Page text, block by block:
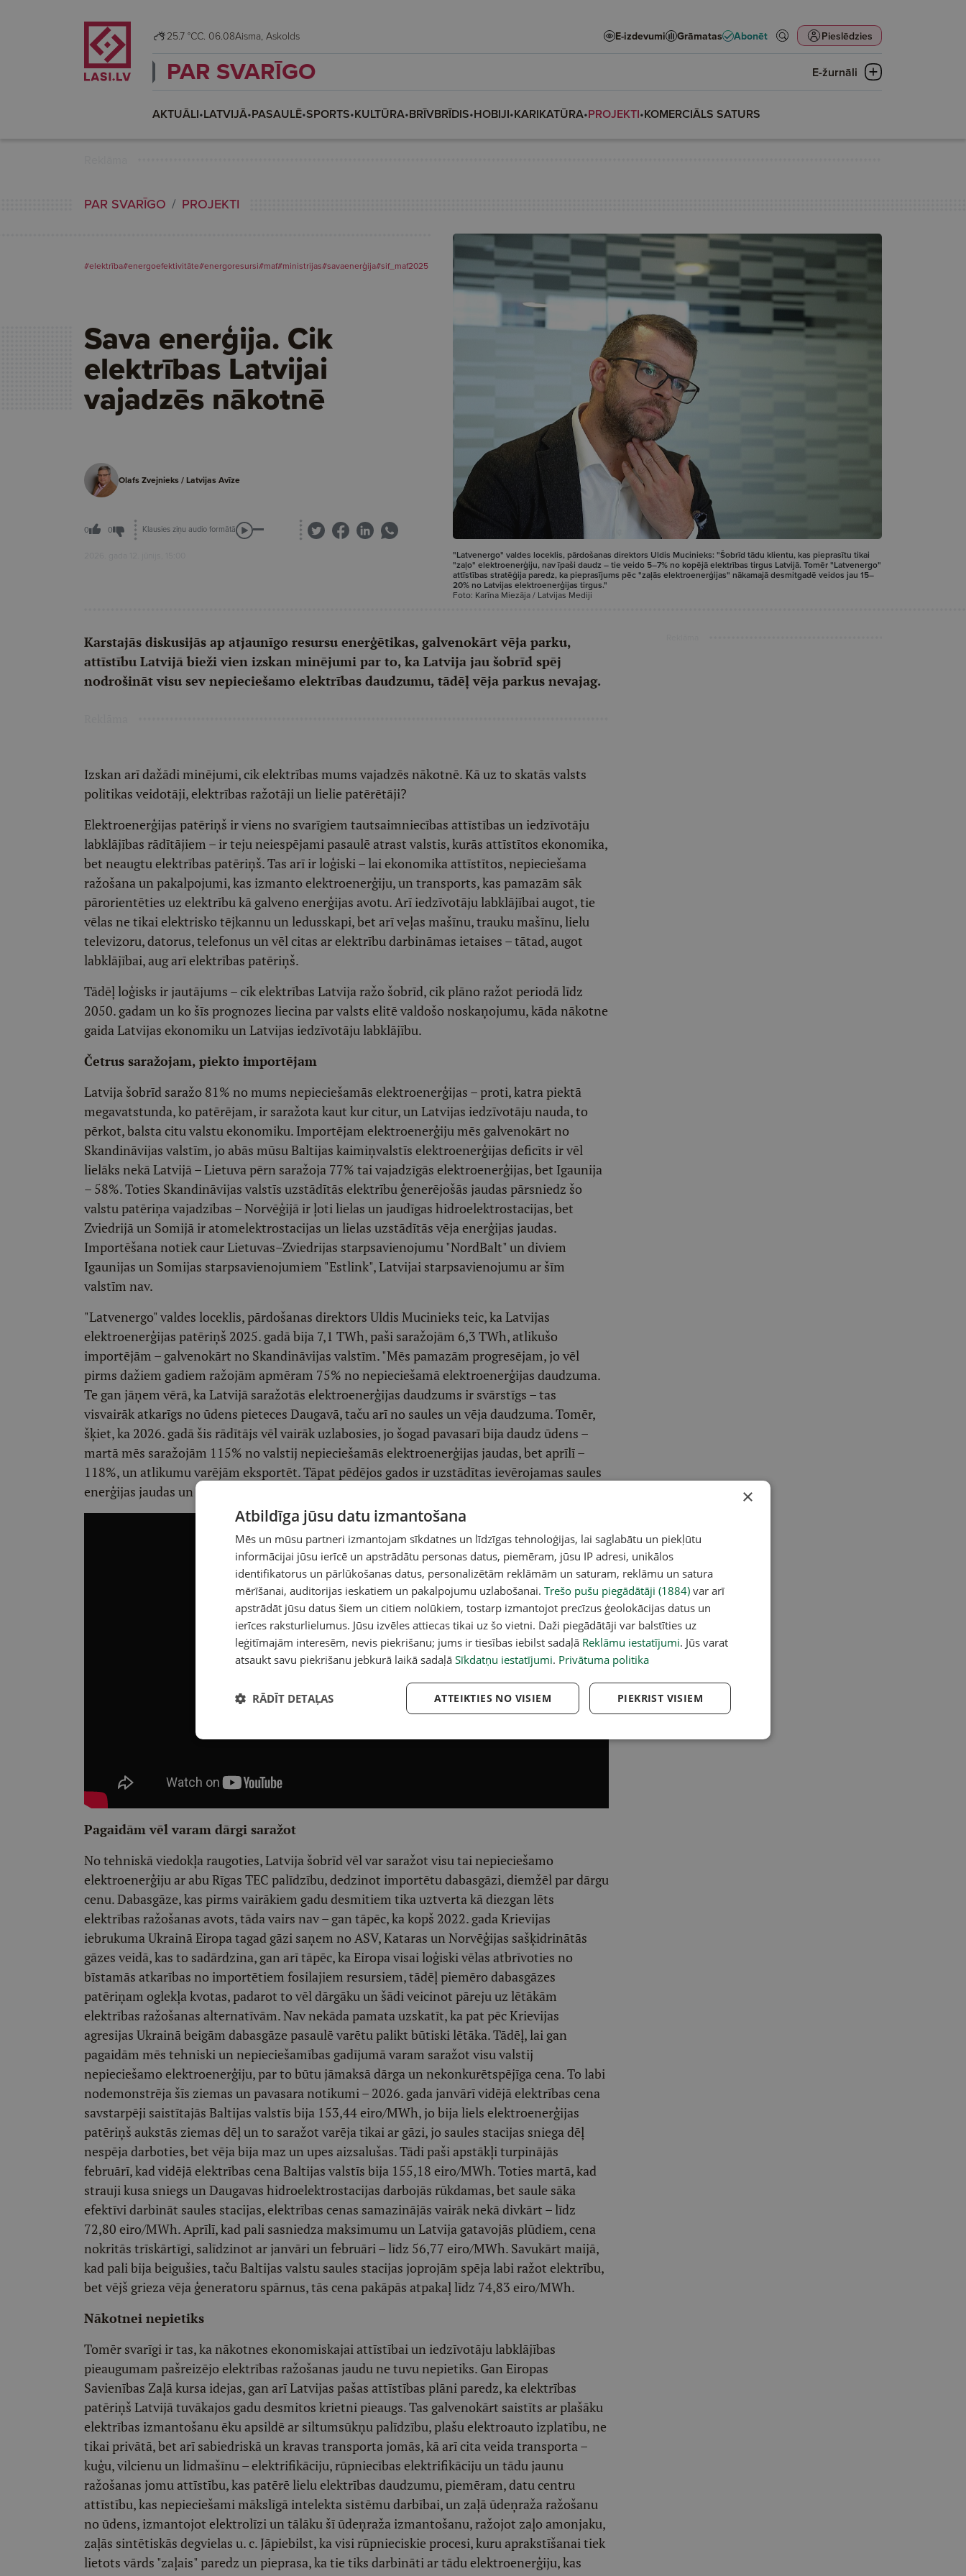
25.7 °CC. 06.08 Aisma, Askolds E-izdevumi Grāmatas Abonēt Pieslēdzies
PAR SVARĪGO E-žurnāli
AKTUĀLI•LATVIJĀ•PASAULĒ•SPORTS•KULTŪRA•BRĪVBRĪDIS•HOBIJI•KARIKATŪRA•PROJEKTI•KOMERCIĀLS SATURS
PAR SVARĪGO PROJEKTI
#elektrība#energoefektivitāte#energoresursi#maf#ministrijas#savaenerģija#sif_maf2025
Sava enerģija. Cik
elektrības Latvijai
vajadzēs nākotnē
Olafs Zvejnieks / Latvijas Avīze
0 0 Klausies ziņu audio formātā
2026. gada 12. jūnijs, 15:00
"Latvenergo" valdes loceklis, pārdošanas direktors Uldis Mucinieks: "Šobrīd tādu klientu, kas pieprasītu tikai
"zaļo" elektroenerģiju, nav īpaši daudz – tie veido 5–7% no kopējā elektrības tirgus Latvijā. Tomēr "Latvenergo"
attīstības stratēģija paredz, ka pieprasījums pēc "zaļās elektroenerģijas" nākamajā desmitgadē veidos jau 15–
20% no Latvijas elektroenerģijas tirgus."
Foto: Karīna Miezāja / Latvijas Mediji
Karstajās diskusijās ap atjaunīgo resursu enerģētikas, galvenokārt vēja parku,
attīstību Latvijā bieži vien izskan minējumi par to, ka Latvija jau šobrīd spēj
nodrošināt visu sev nepieciešamo elektrības daudzumu, tādēļ vēja parkus nevajag.
Izskan arī dažādi minējumi, cik elektrības mums vajadzēs nākotnē. Kā uz to skatās valsts
politikas veidotāji, elektrības ražotāji un lielie patērētāji?
Elektroenerģijas patēriņš ir viens no svarīgiem tautsaimniecības attīstības un iedzīvotāju
labklājības rādītājiem – ir teju neiespējami pasaulē atrast valstis, kurās attīstītos ekonomika,
bet neaugtu elektrības patēriņš. Tas arī ir loģiski – lai ekonomika attīstītos, nepieciešama
ražošana un pakalpojumi, kas izmanto elektroenerģiju, un transports, kas pamazām sāk
pārorientēties uz elektrību kā galveno enerģijas avotu. Arī iedzīvotāju labklājībai augot, tie
vēlas ne tikai elektrisko tējkannu un ledusskapi, bet arī veļas mašīnu, trauku mašīnu, lielu
televizoru, datorus, telefonus un vēl citas ar elektrību darbināmas ietaises – tātad, augot
labklājībai, aug arī elektrības patēriņš.
Tādēļ loģisks ir jautājums – cik elektrības Latvija ražo šobrīd, cik plāno ražot periodā līdz
2050. gadam un ko šīs prognozes liecina par valsts elitē valdošo noskaņojumu, kāda nākotne
gaida Latvijas ekonomiku un Latvijas iedzīvotāju labklājību.
Četrus saražojam, piekto importējam
Latvija šobrīd saražo 81% no mums nepieciešamās elektroenerģijas – proti, katra piektā
megavatstunda, ko patērējam, ir saražota kaut kur citur, un Latvijas iedzīvotāju nauda, to
pērkot, balsta citu valstu ekonomiku. Importējam elektroenerģiju mēs galvenokārt no
Skandināvijas valstīm, jo abās mūsu Baltijas kaimiņvalstīs elektroenerģijas deficīts ir vēl
lielāks nekā Latvijā – Lietuva pērn saražoja 77% tai vajadzīgās elektroenerģijas, bet Igaunija
– 58%. Toties Skandināvijas valstīs uzstādītās elektrību ģenerējošās jaudas pārsniedz šo
valstu patēriņa vajadzības – Norvēģijā ir ļoti lielas un jaudīgas hidroelektrostacijas, bet
Zviedrijā un Somijā ir atomelektrostacijas un lielas uzstādītās vēja enerģijas jaudas.
Importēšana notiek caur Lietuvas–Zviedrijas starpsavienojumu "NordBalt" un diviem
Igaunijas un Somijas starpsavienojumiem "Estlink", Latvijai starpsavienojumu ar šīm
valstīm nav.
"Latvenergo" valdes loceklis, pārdošanas direktors Uldis Mucinieks teic, ka Latvijas
elektroenerģijas patēriņš 2025. gadā bija 7,1 TWh, paši saražojām 6,3 TWh, atlikušo
importējām – galvenokārt no Skandināvijas valstīm. "Mēs pamazām progresējam, jo vēl
pirms dažiem gadiem ražojām apmēram 75% no nepieciešamā elektroenerģijas daudzuma.
Te gan jāņem vērā, ka Latvijā saražotās elektroenerģijas daudzums ir svārstīgs – tas
visvairāk atkarīgs no ūdens pieteces Daugavā, taču arī no saules un vēja daudzuma. Tomēr,
šķiet, ka 2026. gadā šis rādītājs vēl vairāk uzlabosies, jo šogad pavasarī bija daudz ūdens –
martā mēs saražojām 115% no valstij nepieciešamās elektroenerģijas jaudas, bet aprīlī –
118%, un atlikumu varējām eksportēt. Tāpat pēdējos gados ir uzstādītas ievērojamas saules
enerģijas jaudas un sākuši vai plāno sākt darboties vairāki vēja parki," uzsver U. Mucinieks.
Pagaidām vēl varam dārgi saražot
No tehniskā viedokļa raugoties, Latvija šobrīd vēl var saražot visu tai nepieciešamo
elektroenerģiju ar abu Rīgas TEC palīdzību, dedzinot importētu dabasgāzi, diemžēl par dārgu
cenu. Dabasgāze, kas pirms vairākiem gadu desmitiem tika uztverta kā diezgan lēts
elektrības ražošanas avots, tāda vairs nav – gan tāpēc, ka kopš 2022. gada Krievijas
iebrukuma Ukrainā Eiropa tagad gāzi saņem no ASV, Kataras un Norvēģijas sašķidrinātās
gāzes veidā, kas to sadārdzina, gan arī tāpēc, ka Eiropa visai loģiski vēlas atbrīvoties no
bīstamās atkarības no importētiem fosilajiem resursiem, tādēļ piemēro dabasgāzes
patēriņam oglekļa kvotas, padarot to vēl dārgāku un šādi veicinot pāreju uz lētākām
elektrības ražošanas alternatīvām. Nav nekāda pamata uzskatīt, ka pat pēc Krievijas
agresijas Ukrainā beigām dabasgāze pasaulē varētu palikt būtiski lētāka. Tādēļ, lai gan
pagaidām mēs tehniski un nepieciešamības gadījumā varam saražot visu valstij
nepieciešamo elektroenerģiju, par to būtu jāmaksā dārga un nekonkurētspējīga cena. To labi
nodemonstrēja šīs ziemas un pavasara notikumi – 2026. gada janvārī vidējā elektrības cena
savstarpēji saistītajās Baltijas valstīs bija 153,44 eiro/MWh, jo bija liels elektroenerģijas
patēriņš aukstās ziemas dēļ un to saražot varēja tikai ar gāzi, jo saules stacijas sniega dēļ
nespēja darboties, bet vēja bija maz un upes aizsalušas. Tādi paši apstākļi turpinājās
februārī, kad vidējā elektrības cena Baltijas valstīs bija 155,18 eiro/MWh. Toties martā, kad
strauji kusa sniegs un Daugavas hidroelektrostacijas darbojās rūkdamas, bet saule sāka
efektīvi darbināt saules stacijas, elektrības cenas samazinājās vairāk nekā divkārt – līdz
72,80 eiro/MWh. Aprīlī, kad pali sasniedza maksimumu un Latvija gatavojās plūdiem, cena
nokritās trīskārtīgi, salīdzinot ar janvāri un februāri – līdz 56,77 eiro/MWh. Savukārt maijā,
kad pali bija beigušies, taču Baltijas valstu saules stacijas joprojām spēja labi ražot elektrību,
bet vējš grieza vēja ģeneratoru spārnus, tās cena pakāpās atpakaļ līdz 74,83 eiro/MWh.
Nākotnei nepietiks
Tomēr svarīgi ir tas, ka nākotnes ekonomiskajai attīstībai un iedzīvotāju labklājības
pieaugumam pašreizējo elektrības ražošanas jaudu ne tuvu nepietiks. Gan Eiropas
Savienības Zaļā kursa idejas, gan arī Latvijas pašas attīstības plāni paredz, ka elektrības
patēriņš Latvijā tuvākajos gadu desmitos krietni pieaugs. Tas galvenokārt saistīts ar plašāku
elektrības izmantošanu ēku apsildē ar siltumsūkņu palīdzību, plašu elektroauto izplatību, ne
tikai privātā, bet arī sabiedriskā un kravas transporta jomās, kā arī cita veida transporta –
kuģu, vilcienu un lidmašīnu – elektrifikāciju, rūpniecības elektrifikāciju un tādu jaunu
ražošanas jomu attīstību, kas patērē lielu elektrības daudzumu, piemēram, datu centru
attīstību, kas nepieciešami mākslīgā intelekta sistēmu darbībai, un zaļā ūdeņraža ražošanu
no ūdens, izmantojot elektrolīzi un tālāku šī ūdeņraža izmantošanu, ražojot zaļo amonjaku,
zaļās sintētiskās degvielas u. c. Jāpiebilst, ka visi rūpnieciskie procesi, kuru aprakstīšanai tiek
lietots vārds "zaļais" paredz un pieprasa, ka tie tiks darbināti ar tādu elektroenerģiju, kas
×
Atbildīga jūsu datu izmantošana
Mēs un mūsu partneri izmantojam sīkdatnes un līdzīgas tehnoloģijas, lai saglabātu un piekļūtu
informācijai jūsu ierīcē un apstrādātu personas datus, piemēram, jūsu IP adresi, unikālos
identifikatorus un pārlūkošanas datus, personalizētām reklāmām un saturam, reklāmu un satura
mērīšanai, auditorijas ieskatiem un pakalpojumu uzlabošanai. Trešo pušu piegādātāji (1884) var arī
apstrādāt jūsu datus šiem un citiem nolūkiem, tostarp izmantojot precīzus ģeolokācijas datus un
ierīces raksturlielumus. Jūsu izvēles attiecas tikai uz šo vietni. Daži piegādātāji var balstīties uz
leģitīmajām interesēm, nevis piekrišanu; jums ir tiesības iebilst sadaļā Reklāmu iestatījumi. Jūs varat
atsaukt savu piekrišanu jebkurā laikā sadaļā Sīkdatņu iestatījumi. Privātuma politika
PIEKRIST VISIEM
ATTEIKTIES NO VISIEM
RĀDĪT DETAĻAS